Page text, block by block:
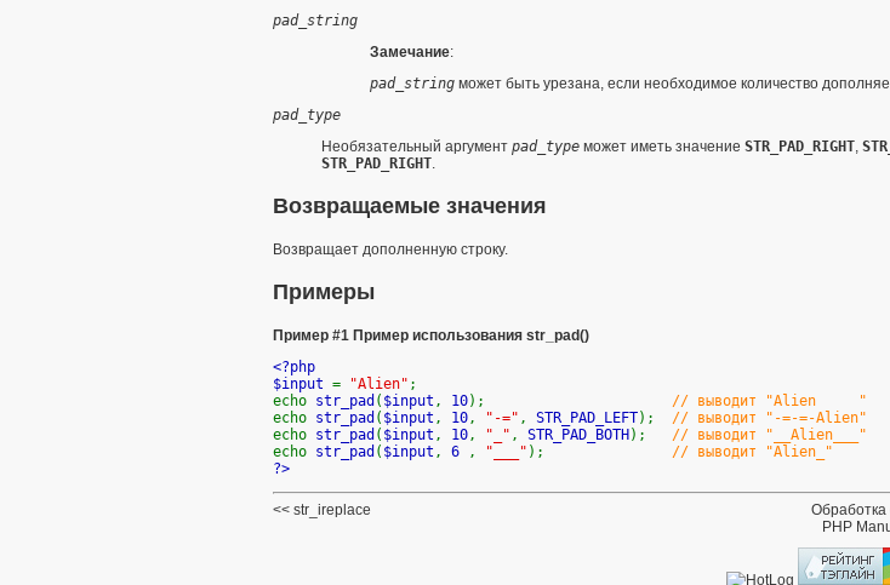
pad_string
Замечание:
pad_string может быть урезана, если необходимое количество
pad_type
Необязательный аргумент pad_type может иметь значение STR_PAD_RIGHT,
STR_PAD_RIGHT.
Возвращаемые значения
Возвращает дополненную строку.
Примеры
Пример #1 Пример использования str_pad()
<?php
$input = "Alien" ;
echo str_pad ( $input , 10); // выводит "Alien "
echo str_pad ( $input , 10, "-=" , STR_PAD_LEFT); // выводит "-=-=-Alien"
echo str_pad ( $input , 10, "_" , STR_PAD_BOTH ); // выводит "__Alien___"
echo str_pad ( $input , 6 , "___" ); // выводит "Alien_"
?>
str_ireplace
Обработка
PHP